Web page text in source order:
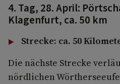
4. Tag, 28. April:
Klagenfurt, ca. 50 km
Strecke: ca. 50
Die nächste Strecke
nördlichen